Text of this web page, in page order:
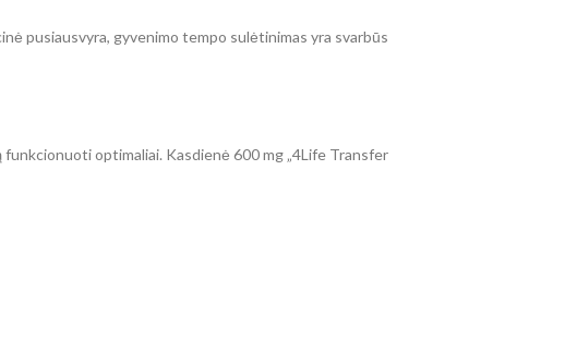
pusiausvyra, gyvenimo tempo sulėtinimas yra svarbūs
optimaliai. Kasdienė 600 mg „4Life Transfer